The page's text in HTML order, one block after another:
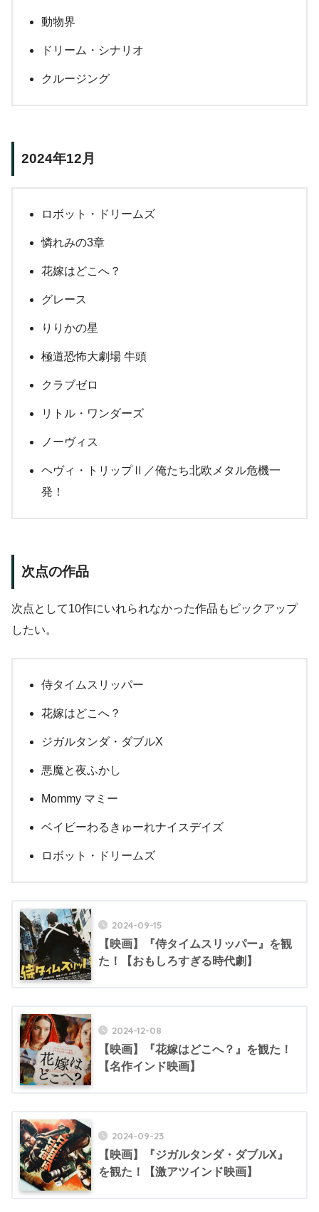
動物界
ドリーム・シナリオ
クルージング
2024年12月
ロボット・ドリームズ
憐れみの3章
花嫁はどこへ？
グレース
りりかの星
極道恐怖大劇場 牛頭
クラブゼロ
リトル・ワンダーズ
ノーヴィス
ヘヴィ・トリップⅡ／俺たち北欧メタル危機一
発！
次点の作品
次点として10作にいれられなかった作品もピックアップ
したい。
侍タイムスリッパー
花嫁はどこへ？
ジガルタンダ・ダブルX
悪魔と夜ふかし
Mommy マミー
ベイビーわるきゅーれナイスデイズ
ロボット・ドリームズ
2024-09-15
【映画】『侍タイムスリッパー』を観
た！【おもしろすぎる時代劇】
2024-12-08
【映画】『花嫁はどこへ？』を観た！
【名作インド映画】
2024-09-23
【映画】『ジガルタンダ・ダブルX』
を観た！【激アツインド映画】